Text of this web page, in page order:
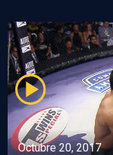
Octubre 20, 2017